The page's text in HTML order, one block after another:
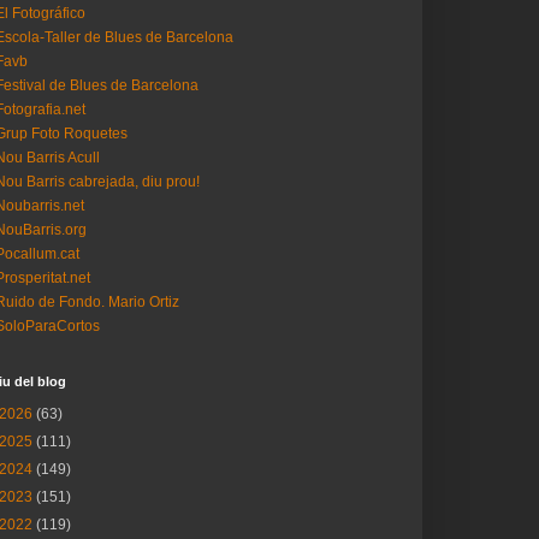
Fotográfico
Taller de Blues de Barcelona
de Blues de Barcelona
Foto Roquetes
Barris Acull
Barris cabrejada, diu prou!
de Fondo. Mario Ortiz
del blog
2026 (63)
2025 (111)
2024 (149)
2023 (151)
2022 (119)